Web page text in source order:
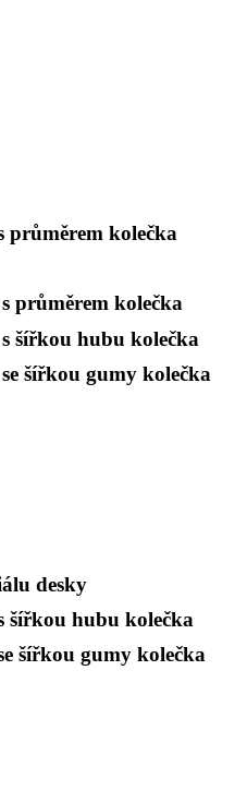
průměrem kolečka
průměrem kolečka
šířkou hubu kolečka
šířkou gumy kolečka
desky
šířkou hubu kolečka
šířkou gumy kolečka